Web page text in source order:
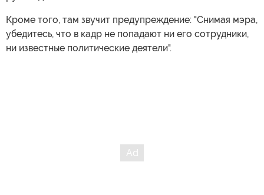
Кроме того, там звучит предупреждение: "Снимая мэра,
убедитесь, что в кадр не попадают ни его сотрудники,
ни известные политические деятели".